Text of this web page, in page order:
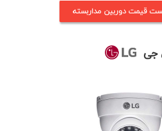
قیمت دوربین مداربسته